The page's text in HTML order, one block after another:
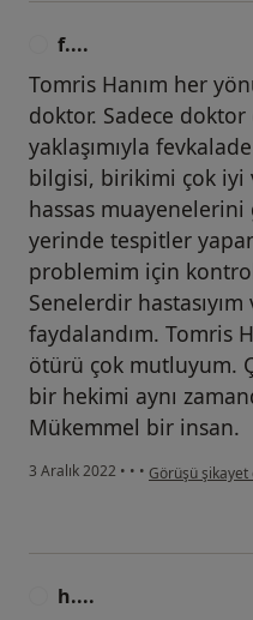
f....
Tomris Hanım her
doktor. Sadece doktor
yaklaşımıyla
bilgisi, birikimi çok iyi
hassas
yerinde tespitler
problemim için
Senelerdir
faydalandım. Tomris
ötürü çok mutluyum.
bir hekimi aynı
Mükemmel bir insan.
3 Aralık 2022 • • • kullanıcının
Görüşü şikayet
h....